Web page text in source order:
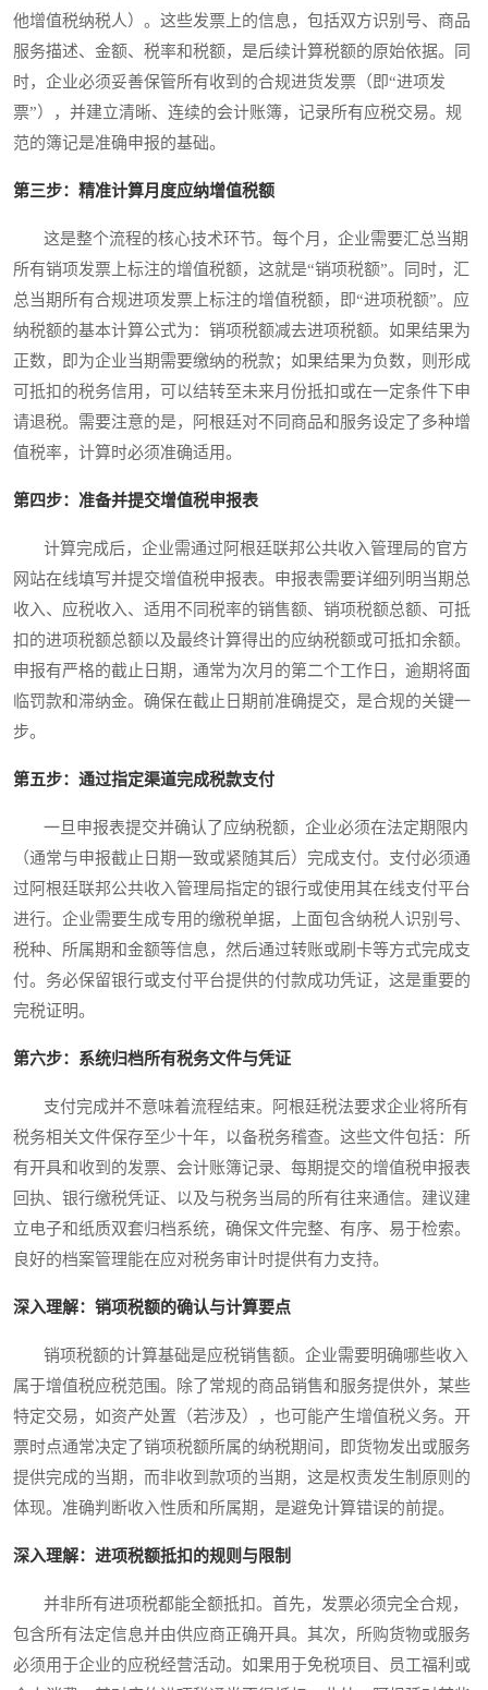
他增值税纳税人）。这些发票上的信息，包括双方识别号、商品
服务描述、金额、税率和税额，是后续计算税额的原始依据。同
时，企业必须妥善保管所有收到的合规进货发票（即“进项发
票”），并建立清晰、连续的会计账簿，记录所有应税交易。规
范的簿记是准确申报的基础。
第三步：精准计算月度应纳增值税额
这是整个流程的核心技术环节。每个月，企业需要汇总当期
所有销项发票上标注的增值税额，这就是“销项税额”。同时，汇
总当期所有合规进项发票上标注的增值税额，即“进项税额”。应
纳税额的基本计算公式为：销项税额减去进项税额。如果结果为
正数，即为企业当期需要缴纳的税款；如果结果为负数，则形成
可抵扣的税务信用，可以结转至未来月份抵扣或在一定条件下申
请退税。需要注意的是，阿根廷对不同商品和服务设定了多种增
值税率，计算时必须准确适用。
第四步：准备并提交增值税申报表
计算完成后，企业需通过阿根廷联邦公共收入管理局的官方
网站在线填写并提交增值税申报表。申报表需要详细列明当期总
收入、应税收入、适用不同税率的销售额、销项税额总额、可抵
扣的进项税额总额以及最终计算得出的应纳税额或可抵扣余额。
申报有严格的截止日期，通常为次月的第二个工作日，逾期将面
临罚款和滞纳金。确保在截止日期前准确提交，是合规的关键一
步。
第五步：通过指定渠道完成税款支付
一旦申报表提交并确认了应纳税额，企业必须在法定期限内
（通常与申报截止日期一致或紧随其后）完成支付。支付必须通
过阿根廷联邦公共收入管理局指定的银行或使用其在线支付平台
进行。企业需要生成专用的缴税单据，上面包含纳税人识别号、
税种、所属期和金额等信息，然后通过转账或刷卡等方式完成支
付。务必保留银行或支付平台提供的付款成功凭证，这是重要的
完税证明。
第六步：系统归档所有税务文件与凭证
支付完成并不意味着流程结束。阿根廷税法要求企业将所有
税务相关文件保存至少十年，以备税务稽查。这些文件包括：所
有开具和收到的发票、会计账簿记录、每期提交的增值税申报表
回执、银行缴税凭证、以及与税务当局的所有往来通信。建议建
立电子和纸质双套归档系统，确保文件完整、有序、易于检索。
良好的档案管理能在应对税务审计时提供有力支持。
深入理解：销项税额的确认与计算要点
销项税额的计算基础是应税销售额。企业需要明确哪些收入
属于增值税应税范围。除了常规的商品销售和服务提供外，某些
特定交易，如资产处置（若涉及），也可能产生增值税义务。开
票时点通常决定了销项税额所属的纳税期间，即货物发出或服务
提供完成的当期，而非收到款项的当期，这是权责发生制原则的
体现。准确判断收入性质和所属期，是避免计算错误的前提。
深入理解：进项税额抵扣的规则与限制
并非所有进项税都能全额抵扣。首先，发票必须完全合规，
包含所有法定信息并由供应商正确开具。其次，所购货物或服务
必须用于企业的应税经营活动。如果用于免税项目、员工福利或